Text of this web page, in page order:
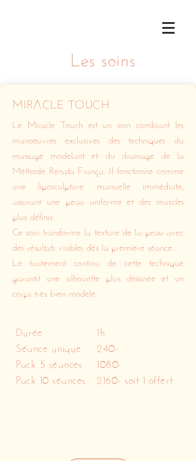
Les soins
MIRACLE TOUCH
Le Miracle Touch est un soin combiant les
manoeuvres exclusives des techniques du
massage modelant et du drainage de la
Méthode Renata França. Il fonctionne comme
une liposculpture manuelle immédiate,
assurant une peau uniforme et des muscles
plus définis.
Ce soin transforme la texture de la peau avec
des résultats visibles dès la première séance.
Le traitement continu de cette technique
garantit une silhouette plus dessinée et un
corps très bien modelé.
Durée
Séance unique
Pack 5 séances
Pack 10 séances
1h
240-
1080-
2160- soit 1 offert